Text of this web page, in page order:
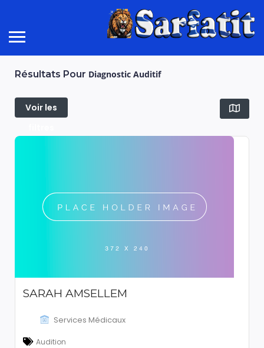
Résultats Pour Diagnostic Auditif
Voir les
SARAH AMSELLEM
Services Médicaux
Audition